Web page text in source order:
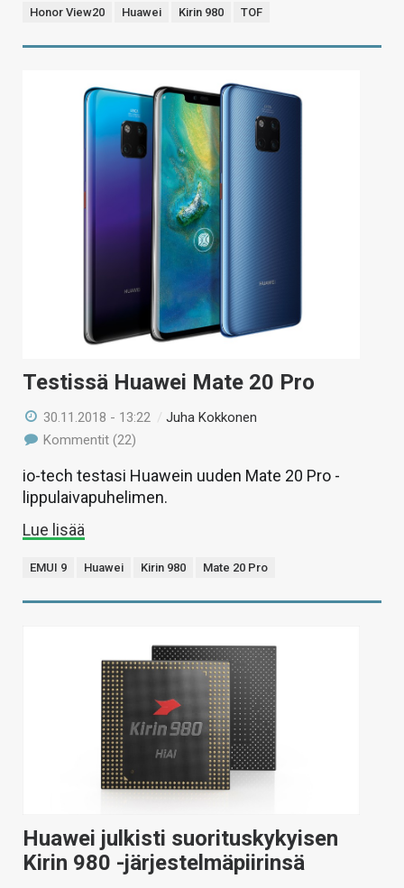
Honor View20 Huawei Kirin 980 TOF
Testissä Huawei Mate 20 Pro
30.11.2018 - 13:22 /Juha Kokkonen
Kommentit (22)
io-tech testasi Huawein uuden Mate 20 Pro -
lippulaivapuhelimen.
Lue lisää
EMUI 9 Huawei Kirin 980 Mate 20 Pro
Huawei julkisti suorituskykyisen
Kirin 980 -järjestelmäpiirinsä